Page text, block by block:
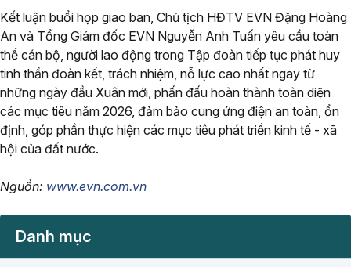
Kết luận buổi họp giao ban, Chủ tịch HĐTV EVN Đặng Hoàng
An và Tổng Giám đốc EVN Nguyễn Anh Tuấn yêu cầu toàn
thể cán bộ, người lao động trong Tập đoàn tiếp tục phát huy
tinh thần đoàn kết, trách nhiệm, nỗ lực cao nhất ngay từ
những ngày đầu Xuân mới, phấn đấu hoàn thành toàn diện
các mục tiêu năm 2026, đảm bảo cung ứng điện an toàn, ổn
định, góp phần thực hiện các mục tiêu phát triển kinh tế - xã
hội của đất nước.
Nguồn: www.evn.com.vn
Danh mục